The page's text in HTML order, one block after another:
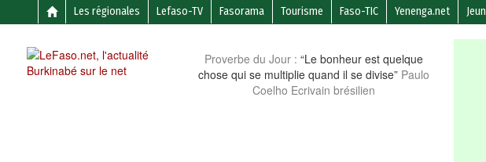
Les régionales Lefaso-TV Fasorama Tourisme Faso-TIC Yenenga.net
Proverbe du Jour : “Le bonheur est quelque
chose qui se multiplie quand il se divise” Paulo
Coelho Ecrivain brésilien